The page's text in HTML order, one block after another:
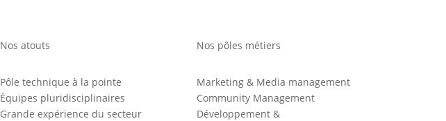
Nos atouts
Pôle technique à la pointe
Équipes pluridisciplinaires
Grande expérience du secteur
Nos pôles métiers
Marketing & Media management
Community Management
Développement &